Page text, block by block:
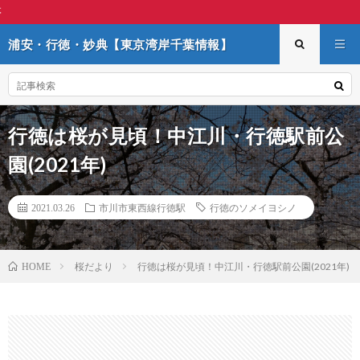
浦安・行徳・妙典【東京湾岸千葉情報】
行徳は桜が見頃！中江川・行徳駅前公
園(2021年)
2021.03.26 市川市東西線行徳駅 行徳のソメイヨシノ
HOME 桜だより 行徳は桜が見頃！中江川・行徳駅前公園(2021年)